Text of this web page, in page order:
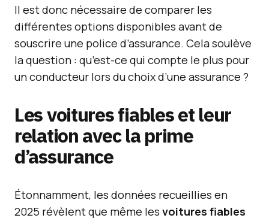
Il est donc nécessaire de comparer les
différentes options disponibles avant de
souscrire une police d’assurance. Cela soulève
la question : qu’est-ce qui compte le plus pour
un conducteur lors du choix d’une assurance ?
Les voitures fiables et leur
relation avec la prime
d’assurance
Étonnamment, les données recueillies en
2025 révèlent que même les voitures fiables